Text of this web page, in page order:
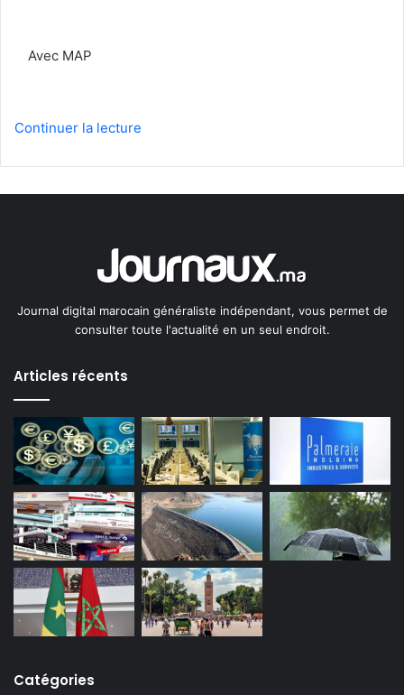
Avec MAP
Continuer la lecture
Journal digital marocain généraliste indépendant, vous permet de
consulter toute l'actualité en un seul endroit.
Articles récents
Catégories